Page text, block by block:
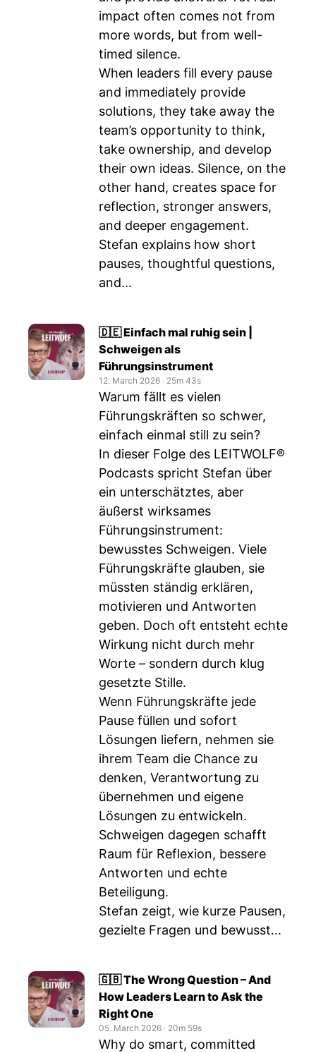
impact often comes not from
more words, but from well-
timed silence.
When leaders fill every pause
and immediately provide
solutions, they take away the
team’s opportunity to think,
take ownership, and develop
their own ideas. Silence, on the
other hand, creates space for
reflection, stronger answers,
and deeper engagement.
Stefan explains how short
pauses, thoughtful questions,
and...
🇩🇪 Einfach mal ruhig sein |
Schweigen als
Führungsinstrument
12. March 2026 ‧ 25m 43s
Warum fällt es vielen
Führungskräften so schwer,
einfach einmal still zu sein?
In dieser Folge des LEITWOLF®
Podcasts spricht Stefan über
ein unterschätztes, aber
äußerst wirksames
Führungsinstrument:
bewusstes Schweigen. Viele
Führungskräfte glauben, sie
müssten ständig erklären,
motivieren und Antworten
geben. Doch oft entsteht echte
Wirkung nicht durch mehr
Worte – sondern durch klug
gesetzte Stille.
Wenn Führungskräfte jede
Pause füllen und sofort
Lösungen liefern, nehmen sie
ihrem Team die Chance zu
denken, Verantwortung zu
übernehmen und eigene
Lösungen zu entwickeln.
Schweigen dagegen schafft
Raum für Reflexion, bessere
Antworten und echte
Beteiligung.
Stefan zeigt, wie kurze Pausen,
gezielte Fragen und bewusst...
🇬🇧 The Wrong Question – And
How Leaders Learn to Ask the
Right One
05. March 2026 ‧ 20m 59s
Why do smart, committed